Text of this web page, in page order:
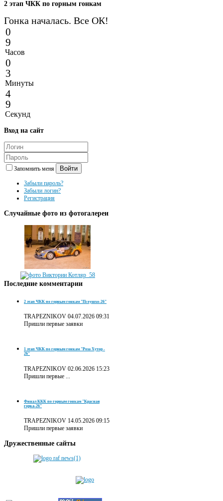
2 этап ЧКК по горным гонкам
Гонка началась. Все ОК!
0
9
Часов
0
3
Минуты
4
9
Секунд
Вход на сайт
Запомнить меня Войти
Забыли пароль?
Забыли логин?
Регистрация
Случайные фото из фотогалереи
Последние комментарии
2 этап ЧКК по горным гонкам "Псеушхо-26"
TRAPEZNIKOV 04.07.2026 09:31
Пришли первые заявки
1 этап ЧКК по горным гонкам "Роза Хутор -
26"
TRAPEZNIKOV 02.06.2026 15:23
Пришли первые ...
Финал ККК по горным гонкам "Красная
горка-26"
TRAPEZNIKOV 14.05.2026 09:15
Пришли первые заявки
Дружественные сайты